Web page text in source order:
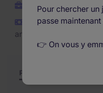
CDI
€25.000 - €32.000
an
Poste et missions
Pour chercher un
passe
👉 On vous y